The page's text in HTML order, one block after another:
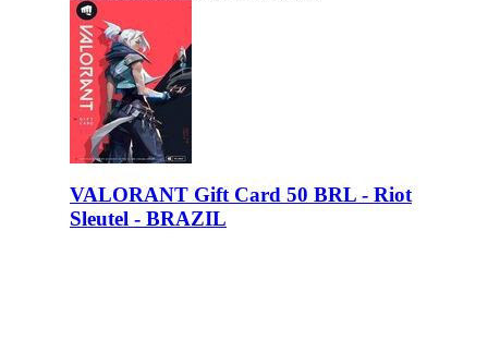
VALORANT Gift Card 50 BRL - Riot
Sleutel - BRAZIL